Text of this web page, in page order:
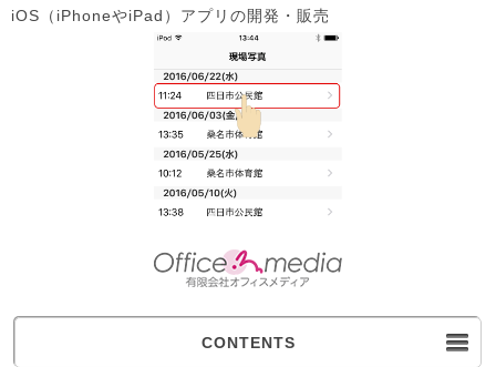
iOS（iPhoneやiPad）アプリの開発・販売
CONTENTS